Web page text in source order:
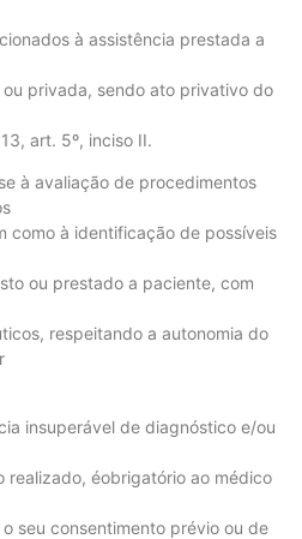
à assistência prestada a
privada, sendo ato privativo do
art. 5º, inciso II.
à avaliação de procedimentos
como à identificação de possíveis
ou prestado a paciente, com
respeitando a autonomia do
insuperável de diagnóstico e/ou
éobrigatório ao médico
seu consentimento prévio ou de